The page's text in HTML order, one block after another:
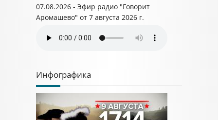
07.08.2026 - Эфир радио "Говорит
Аромашево" от 7 августа 2026 г.
Инфографика